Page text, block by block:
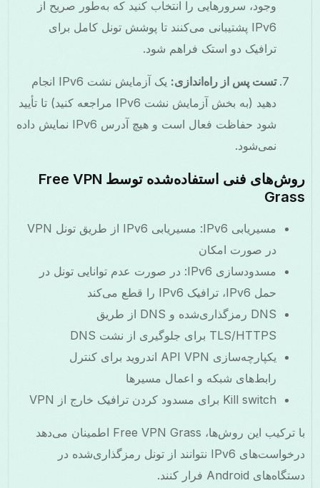
وجود، سرورهایی را انتخاب کنید که به‌طور صریح از
IPv6 پشتیبانی می‌کنند تا پوشش تونل کامل برای
ترافیک دو استک فراهم شود.
تست پس از راه‌اندازی:
یک آزمایش نشت IPv6 انجام
دهید (به بخش آزمایش نشت IPv6 مراجعه کنید) تا تأیید
شود حفاظت فعال است و هیچ آدرس IPv6 نمایش داده
نمی‌شود.
روش‌های فنی استفاده‌شده توسط Free VPN
Grass
مسیر‌یابی IPv6: مسیریابی IPv6 از طریق تونل VPN
در صورت امکان
مسدودسازی IPv6: در صورت عدم توانایی تونل در
حمل IPv6، ترافیک IPv6 را قطع می‌کند
DNS رمزگذاری‌شده و DNS از طریق
TLS/HTTPS برای جلوگیری از نشت DNS
یکپارچه‌سازی API VPN اندروید برای کنترل
رابط‌های شبکه و اعمال مسیرها
Kill switch برای مسدود کردن ترافیک خارج از VPN
با ترکیب این روش‌ها، Free VPN Grass اطمینان می‌دهد
درخواست‌های IPv6 نتوانند از تونل رمزگذاری‌شده در
دستگاه‌های Android فرار کنند.